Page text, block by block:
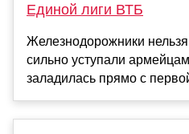
Единой лиги ВТБ
Железнодорожники нельзя
сильно уступали
заладилась прямо с